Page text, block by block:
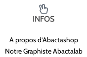
INFOS
A propos d’Abactashop
Notre Graphiste Abactalab